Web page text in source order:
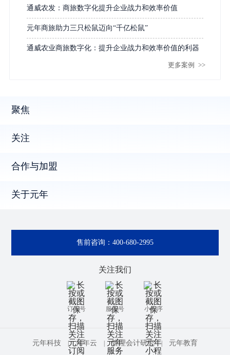
通威农发：商旅数字化提升企业战力和效率价值
元年商旅助力三只松鼠迈向“千亿松鼠”
通威农业商旅数字化：提升企业战力和效率价值的利器
更多案例 >>
聚焦
关注
合作与加盟
关于元年
售前咨询： 400-680-2995
关注我们
订阅号 服务号 小程序
元年科技 | 元年云 管理会计研究 | 元年教育